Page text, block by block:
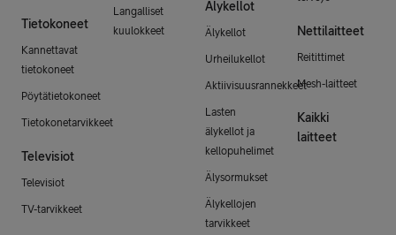
Tietokoneet
Kannettavat
tietokoneet
Pöytätietokoneet
Tietokonetarvikkeet
Televisiot
Televisiot
TV-tarvikkeet
Langalliset
kuulokkeet
Älykellot
Älykellot
Urheilukellot
Aktiivisuusrannekkeet
Lasten
älykellot ja
kellopuhelimet
Älysormukset
Älykellojen
tarvikkeet
Nettilaitteet
Reitittimet
Mesh-laitteet
Kaikki
laitteet